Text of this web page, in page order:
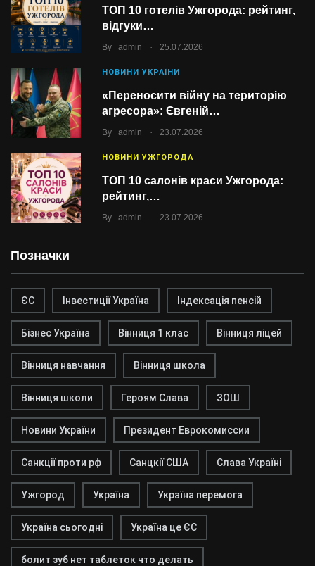
ТОП 10 готелів Ужгорода: рейтинг,
відгуки…
By admin . 25.07.2026
НОВИНИ УКРАЇНИ
«Переносити війну на територію
агресора»: Євгеній…
By admin . 23.07.2026
НОВИНИ УЖГОРОДА
ТОП 10 салонів краси Ужгорода:
рейтинг,…
By admin . 23.07.2026
Позначки
ЄС Інвестиції Україна Індексація пенсій
Бізнес Україна Вінниця 1 клас Вінниця ліцей
Вінниця навчання Вінниця школа
Вінниця школи Героям Слава ЗОШ
Новини України Президент Еврокомиссии
Санкції проти рф Санцкії США Слава Україні
Ужгород Україна Україна перемога
Україна сьогодні Україна це ЄС
болит зуб нет таблеток что делать